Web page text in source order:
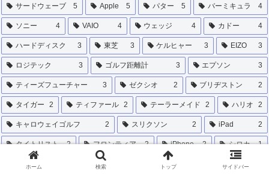
サードウェーブ 5 Apple 5 パター 5 バーミキュラ 4
ソニー 4 VAIO 4 ウェッジ 4 カドー 4
ハードディスク 3 東芝 3 ケルヒャー 3 EIZO 3
ロジテック 3 ゴルフ距離計 3 エプソン 3
ティーズフューチャー 3 ゼクシオ 2 ブリヂストン 2
タイガー 2 ティファール 2 テーラーメイド 2 ハリオ 2
キャロウェイゴルフ 2 スリクソン 2 iPad 2
タイトリスト 2 フロンティア 2 iPhone 2 シロカ 1
ミズノ ダンロップ キャディーバッグ
ホーム 検索 トップ サイドバー